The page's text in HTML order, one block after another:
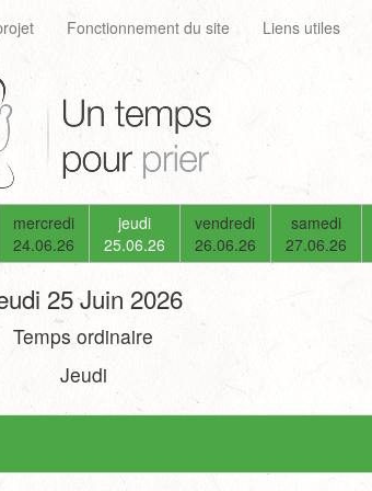
Fonctionnement du site Liens utiles
mercredi
24.06.26
jeudi
25.06.26
vendredi
26.06.26
samedi
27.06.26
25 Juin 2026
Temps ordinaire
Jeudi